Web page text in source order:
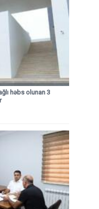
həbs olunan 3